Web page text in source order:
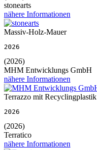
stonearts
nähere Informationen
Massiv-Holz-Mauer
2026
(2026)
MHM Entwicklungs GmbH
nähere Informationen
Terrazzo mit Recyclingplastik
2026
(2026)
Terratico
nähere Informationen